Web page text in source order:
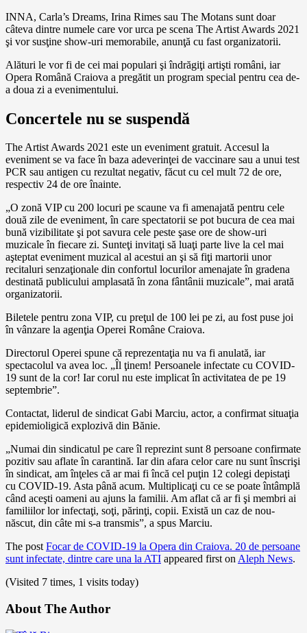
INNA, Carla’s Dreams, Irina Rimes sau The Motans sunt doar
câteva dintre numele care vor urca pe scena The Artist Awards 2021
şi vor susţine show-uri memorabile, anunţă cu fast organizatorii.
Alături le vor fi de cei mai populari şi îndrăgiţi artişti români, iar
Opera Română Craiova a pregătit un program special pentru cea de-
a doua zi a evenimentului.
Concertele nu se suspendă
The Artist Awards 2021 este un eveniment gratuit. Accesul la
eveniment se va face în baza adeverinţei de vaccinare sau a unui test
PCR sau antigen cu rezultat negativ, făcut cu cel mult 72 de ore,
respectiv 24 de ore înainte.
„O zonă VIP cu 200 locuri pe scaune va fi amenajată pentru cele
două zile de eveniment, în care spectatorii se pot bucura de cea mai
bună vizibilitate şi pot savura cele peste şase ore de show-uri
muzicale în fiecare zi. Sunteţi invitaţi să luaţi parte live la cel mai
aşteptat eveniment muzical al acestui an şi să fiţi martorii unor
recitaluri senzaţionale din confortul locurilor amenajate în gradena
destinată publicului amplasată în zona fântânii muzicale”, mai arată
organizatorii.
Biletele pentru zona VIP, cu preţul de 100 lei pe zi, au fost puse joi
în vânzare la agenţia Operei Române Craiova.
Directorul Operei spune că reprezentaţia nu va fi anulată, iar
spectacolul va avea loc. „Îl ţinem! Persoanele infectate cu COVID-
19 sunt de la cor! Iar corul nu este implicat în activitatea de pe 19
septembrie”.
Contactat, liderul de sindicat Gabi Marciu, actor, a confirmat situaţia
epidemioligică explozivă din Bănie.
„Numai din sindicatul pe care îl reprezint sunt 8 persoane confirmate
pozitiv sau aflate în carantină. Iar din afara celor care nu sunt înscrişi
în sindicat, am înţeles că ar mai fi încă cel puţin 12 colegi depistaţi
cu COVID-19. Asta până acum. Multiplicaţi cu ce se poate întâmplă
când aceşti oameni au ajuns la familii. Am aflat că ar fi şi membri ai
familiilor lor infectaţi, soţi, părinţi, copii. Există un caz de nou-
născut, din câte mi s-a transmis”, a spus Marciu.
The postFocar de COVID-19 la Opera din Craiova. 20 de persoane
sunt infectate, dintre care una la ATI appeared first onAleph News.
(Visited 7 times, 1 visits today)
About The Author